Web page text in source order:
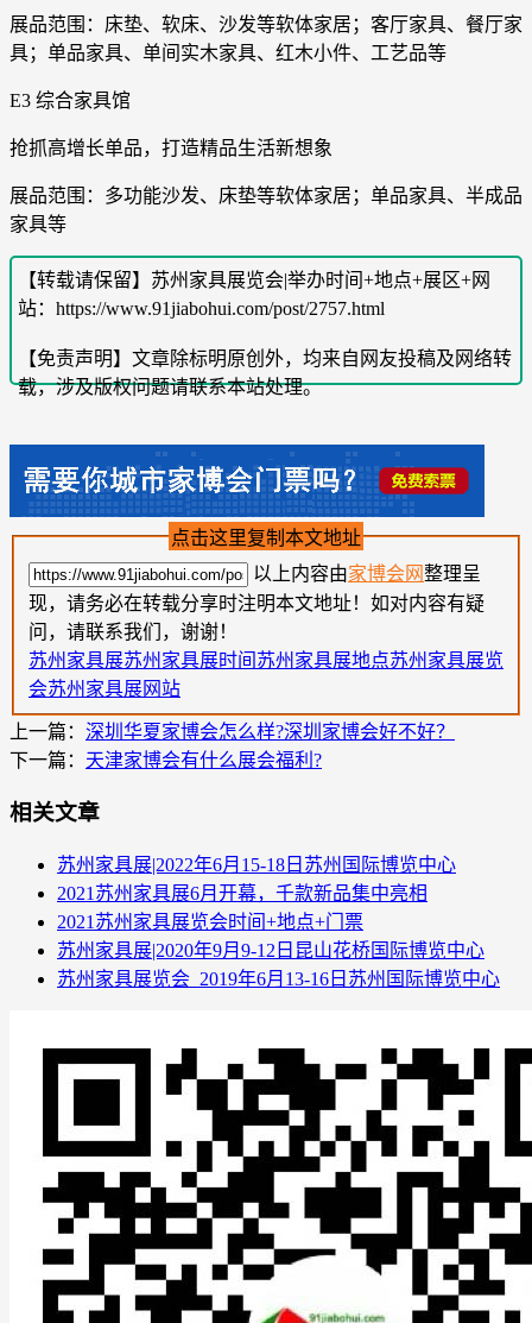
展品范围：床垫、软床、沙发等软体家居；客厅家具、餐厅家
具；单品家具、单间实木家具、红木小件、工艺品等
E3 综合家具馆
抢抓高增长单品，打造精品生活新想象
展品范围：多功能沙发、床垫等软体家居；单品家具、半成品
家具等
【转载请保留】苏州家具展览会|举办时间+地点+展区+网
站：https://www.91jiabohui.com/post/2757.html
【免责声明】文章除标明原创外，均来自网友投稿及网络转
载，涉及版权问题请联系本站处理。
点击这里复制本文地址
以上内容由家博会网整理呈
现，请务必在转载分享时注明本文地址！如对内容有疑
问，请联系我们，谢谢！
苏州家具展苏州家具展时间 苏州家具展地点苏州家具展览
会苏州家具展网站
上一篇： 深圳华夏家博会怎么样?深圳家博会好不好？
下一篇： 天津家博会有什么展会福利?
相关文章
苏州家具展|2022年6月15-18日苏州国际博览中心
2021苏州家具展6月开幕，千款新品集中亮相
2021苏州家具展览会时间+地点+门票
苏州家具展|2020年9月9-12日昆山花桥国际博览中心
苏州家具展览会_2019年6月13-16日苏州国际博览中心